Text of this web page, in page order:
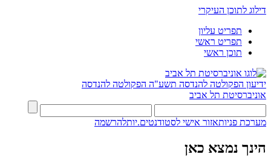
דילוג לתוכן העיקרי
תפריט עליון
תפריט ראשי
תוכן ראשי
ידיעון הפקולטה להנדסה תשע"ה הפקולטה להנדסה
אוניברסיטת תל אביב
מערכת פניותאזור אישי לסטודנטים.יותלהרשמה
הינך נמצא כאן